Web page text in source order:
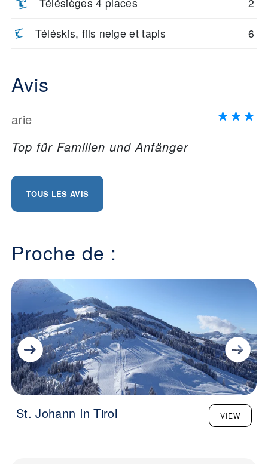
Téléskis, fils neige et tapis 6
Avis
arie
Top für Familien und Anfänger
TOUS LES AVIS
Proche de :
St. Johann In Tirol VIEW